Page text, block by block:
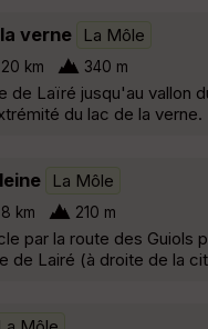
verne La Môle
20 km 340 m
de Laïré jusqu'au vallon
du lac de la
La Môle
8 km 210 m
par la route des Guiols
de Lairé (à droite de la